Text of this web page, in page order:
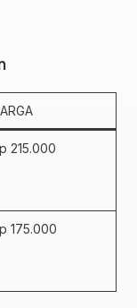
215.000
175.000